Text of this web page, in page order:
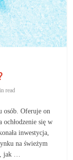
read
osób. Oferuje on
ochłodzenie się w
inwestycja,
na świeżym
jak …